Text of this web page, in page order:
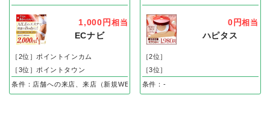
1,000円 相当
ECナビ
［2位］ポイントインカム
［3位］ポイントタウン
条件：店舗への来店、来店（新規WEB申し込み後、体験完了）で
0円相当
ハピタス
［2位］
［3位］
条件：-